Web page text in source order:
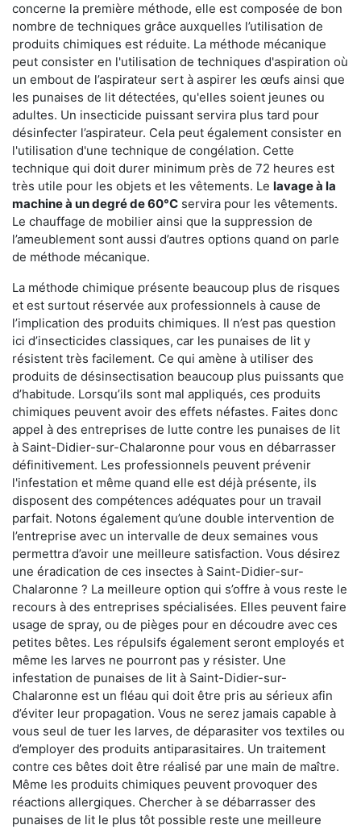
concerne la première méthode, elle est composée de bon
nombre de techniques grâce auxquelles l’utilisation de
produits chimiques est réduite. La méthode mécanique
peut consister en l'utilisation de techniques d'aspiration où
un embout de l’aspirateur sert à aspirer les œufs ainsi que
les punaises de lit détectées, qu'elles soient jeunes ou
adultes. Un insecticide puissant servira plus tard pour
désinfecter l’aspirateur. Cela peut également consister en
l'utilisation d'une technique de congélation. Cette
technique qui doit durer minimum près de 72 heures est
très utile pour les objets et les vêtements. Le lavage à la
machine à un degré de 60°C servira pour les vêtements.
Le chauffage de mobilier ainsi que la suppression de
l’ameublement sont aussi d’autres options quand on parle
de méthode mécanique.
La méthode chimique présente beaucoup plus de risques
et est surtout réservée aux professionnels à cause de
l’implication des produits chimiques. Il n’est pas question
ici d’insecticides classiques, car les punaises de lit y
résistent très facilement. Ce qui amène à utiliser des
produits de désinsectisation beaucoup plus puissants que
d’habitude. Lorsqu’ils sont mal appliqués, ces produits
chimiques peuvent avoir des effets néfastes. Faites donc
appel à des entreprises de lutte contre les punaises de lit
à Saint-Didier-sur-Chalaronne pour vous en débarrasser
définitivement. Les professionnels peuvent prévenir
l'infestation et même quand elle est déjà présente, ils
disposent des compétences adéquates pour un travail
parfait. Notons également qu’une double intervention de
l’entreprise avec un intervalle de deux semaines vous
permettra d’avoir une meilleure satisfaction. Vous désirez
une éradication de ces insectes à Saint-Didier-sur-
Chalaronne ? La meilleure option qui s’offre à vous reste le
recours à des entreprises spécialisées. Elles peuvent faire
usage de spray, ou de pièges pour en découdre avec ces
petites bêtes. Les répulsifs également seront employés et
même les larves ne pourront pas y résister. Une
infestation de punaises de lit à Saint-Didier-sur-
Chalaronne est un fléau qui doit être pris au sérieux afin
d’éviter leur propagation. Vous ne serez jamais capable à
vous seul de tuer les larves, de déparasiter vos textiles ou
d’employer des produits antiparasitaires. Un traitement
contre ces bêtes doit être réalisé par une main de maître.
Même les produits chimiques peuvent provoquer des
réactions allergiques. Chercher à se débarrasser des
punaises de lit le plus tôt possible reste une meilleure